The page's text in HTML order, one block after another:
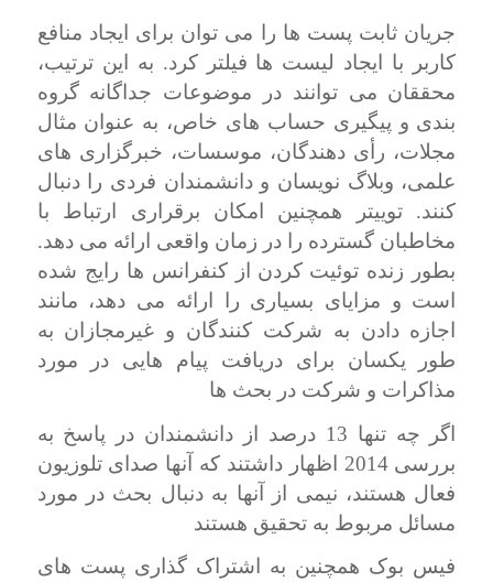
جریان ثابت پست ها را می توان برای ایجاد منافع
کاربر با ایجاد لیست ها فیلتر کرد. به این ترتیب،
محققان می توانند در موضوعات جداگانه گروه
بندی و پیگیری حساب های خاص، به عنوان مثال
مجلات، رأی دهندگان، موسسات، خبرگزاری های
علمی، وبلاگ نویسان و دانشمندان فردی را دنبال
کنند. توییتر همچنین امکان برقراری ارتباط با
مخاطبان گسترده را در زمان واقعی ارائه می دهد.
بطور زنده توئیت کردن
از کنفرانس ها رایج شده
است و مزایای بسیاری را ارائه می دهد، مانند
اجازه دادن به شرکت کنندگان و غیرمجازان به
طور یکسان برای دریافت پیام هایی در مورد
مذاکرات و شرکت در بحث ها
اگر چه تنها 13 درصد از دانشمندان در پاسخ به
بررسی 2014 اظهار داشتند که آنها صدای تلوزیون
فعال هستند، نیمی از آنها به دنبال بحث در مورد
مسائل مربوط به تحقیق هستند
فیس بوک همچنین به اشتراک گذاری پست های